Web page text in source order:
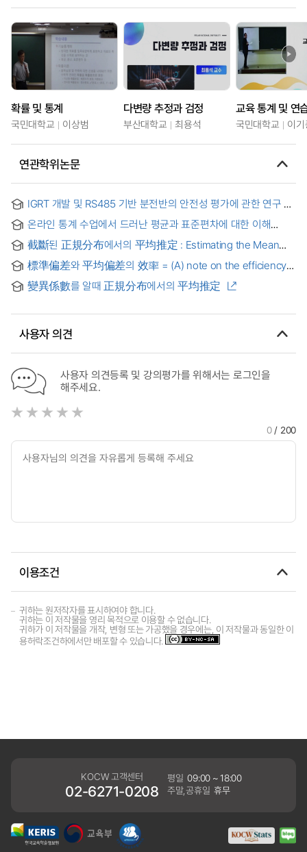
확률 및 통계
국민대학교 이상범
다변량 추정과 검정
부산대학교 최용석
교육 통계 및 연
국민대학교 이
연관학위논문
IGRT 개발 및 RS485 기반 분전반의 안전성 평가에 관한 연구 =
evaluation of RS485 based distribution panel
온라인 통계 수업에서 드러난 평균과 표준편차에 대한 이해
수준과 수업 참여 상의 특징 = The Level of Understanding of
the Average and Standard Deviation and the
Characteristics of Participation in Online Statistics Lesson
截斷된 正規分布에서의 平均推定 : Estimating the Mean
標準偏差와 平均偏差의 效率 = (A) note on the efficiency
of standard deviation and mean deviation
變異係數를 알때 正規分布에서의 平均推定
사용자 의견
사용자 의견등록 및 강의평가를 위해서는 로그인을
해주세요.
0/ 200
이용조건
귀하는 원저작자를 표시하여야 합니다.
귀하는 이 저작물을 영리 목적으로 이용할 수 없습니다.
귀하가 이 저작물을 개작, 변형 또는 가공했을 경우에는, 이 저작물과 동일한 이
용허락조건하에서만 배포할 수 있습니다.
KOCW 고객센터
02-6271-0208
평일 09:00 ~ 18:00
주말,공휴일 휴무